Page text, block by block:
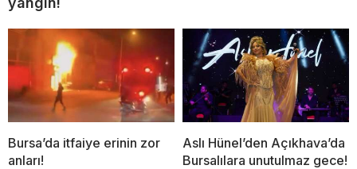
Bursa’da itfaiye erinin zor
anları!
Aslı Hünel’den Açıkhava’da
Bursalılara unutulmaz gece!